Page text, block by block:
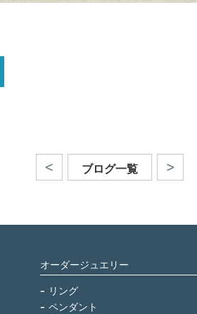
ブログ一覧
オーダージュエリー
リング
ペンダント